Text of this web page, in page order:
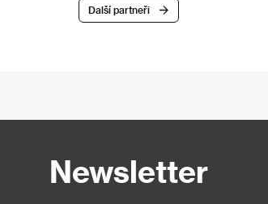
Další partneři
Newsletter